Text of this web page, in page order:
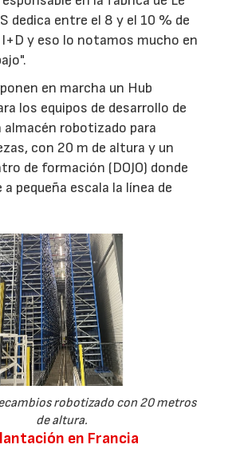
dedica entre el 8 y el 10 % de
y eso lo notamos mucho en
en marcha un Hub
los equipos de desarrollo de
almacén robotizado para
con 20 m de altura y un
de formación (DOJO) donde
a pequeña escala la línea de
robotizado con 20 metros
de altura.
en Francia